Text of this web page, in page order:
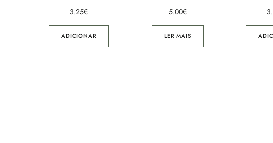
3.25€
ADICIONAR
5.00€
LER MAIS